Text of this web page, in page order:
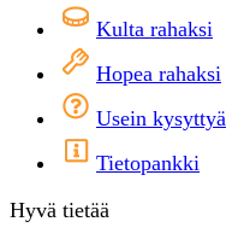
Kulta rahaksi
Hopea rahaksi
Usein kysyttyä
Tietopankki
Hyvä tietää